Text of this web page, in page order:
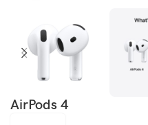
AirPods 4